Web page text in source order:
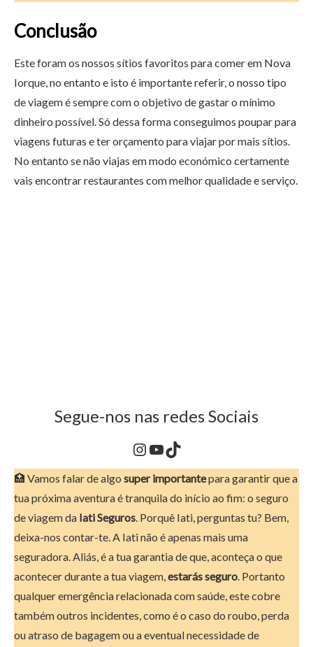
Conclusão
Este foram os nossos sítios favoritos para comer em Nova
Iorque, no entanto e isto é importante referir, o nosso tipo
de viagem é sempre com o objetivo de gastar o mínimo
dinheiro possível. Só dessa forma conseguimos poupar para
viagens futuras e ter orçamento para viajar por mais sítios.
No entanto se não viajas em modo económico certamente
vais encontrar restaurantes com melhor qualidade e serviço.
Segue-nos nas redes Sociais
Instagram
YouTube
TikTok
🏥 Vamos falar de algo super importantepara garantir que a
tua próxima aventura é tranquila do início ao fim: o seguro
de viagem da Iati Seguros. Porquê Iati, perguntas tu? Bem,
deixa-nos contar-te. A Iati não é apenas mais uma
seguradora. Aliás, é a tua garantia de que, aconteça o que
acontecer durante a tua viagem,estarás seguro. Portanto
qualquer emergência relacionada com saúde, este cobre
também outros incidentes, como é o caso do roubo, perda
ou atraso de bagagem ou a eventual necessidade de